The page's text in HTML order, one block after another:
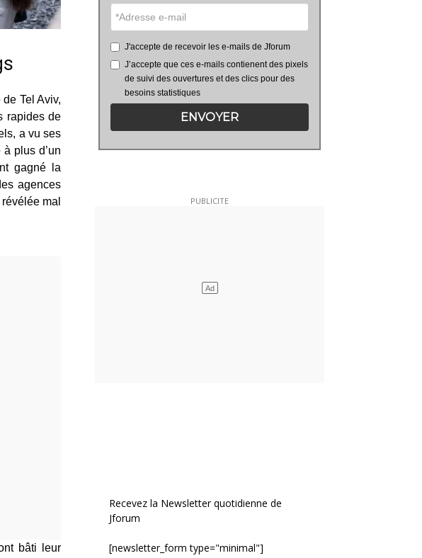
Tel Aviv,
rapides de
a vu ses
plus d’un
gagné la
agences
mal
bâti leur
J'accepte de recevoir les e-mails de Jforum
J’accepte que ces e-mails contienent des pixels
de suivi des ouvertures et des clics pour des
besoins statistiques
ENVOYER
Recevez la Newsletter quotidienne de
Jforum
[newsletter_form type="minimal"]